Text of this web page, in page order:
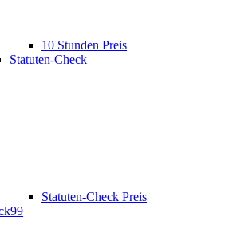
10 Stunden Preis
Statuten-Check
Statuten-Check Preis